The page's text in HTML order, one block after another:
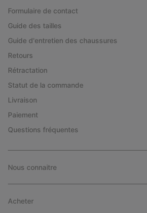
Formulaire de contact
Guide des tailles
Guide d'entretien des chaussures
Retours
Rétractation
Statut de la commande
Livraison
Paiement
Questions fréquentes
Nous connaitre
Acheter